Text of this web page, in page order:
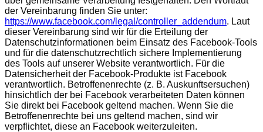
der Vereinbarung finden Sie unter:
https://www.facebook.com/legal/controller_addendum. Laut
dieser Vereinbarung sind wir für die Erteilung der
Datenschutzinformationen beim Einsatz des Facebook-Tools
und für die datenschutzrechtlich sichere Implementierung
des Tools auf unserer Website verantwortlich. Für die
Datensicherheit der Facebook-Produkte ist Facebook
verantwortlich. Betroffenenrechte (z. B. Auskunftsersuchen)
hinsichtlich der bei Facebook verarbeiteten Daten können
Sie direkt bei Facebook geltend machen. Wenn Sie die
Betroffenenrechte bei uns geltend machen, sind wir
verpflichtet, diese an Facebook weiterzuleiten.